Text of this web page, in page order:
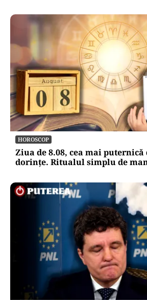
HOROSCOP
Ziua de 8.08, cea mai
dorințe. Ritualul simplu de